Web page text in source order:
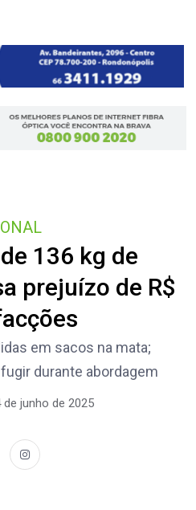
136 kg de
prejuízo de R$
em sacos na mata;
durante abordagem
de junho de 2025